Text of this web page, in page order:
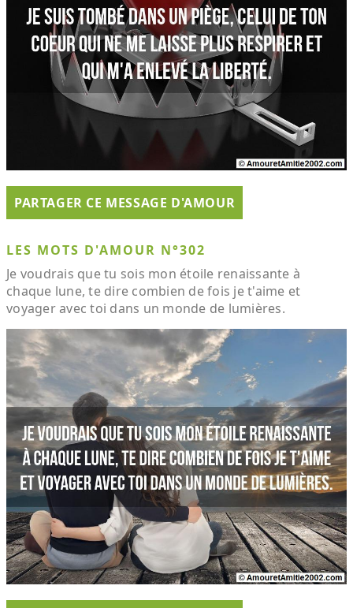
PARTAGER CE MESSAGE D'AMOUR
LES MOTS D'AMOUR N°302
Je voudrais que tu sois mon étoile renaissante à
chaque lune, te dire combien de fois je t'aime et
voyager avec toi dans un monde de lumières.